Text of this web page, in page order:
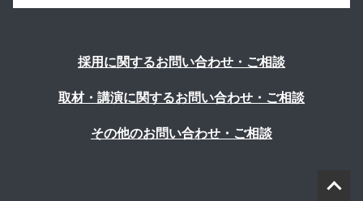
採用に関するお問い合わせ・ご相談
取材・講演に関するお問い合わせ・ご相談
その他のお問い合わせ・ご相談